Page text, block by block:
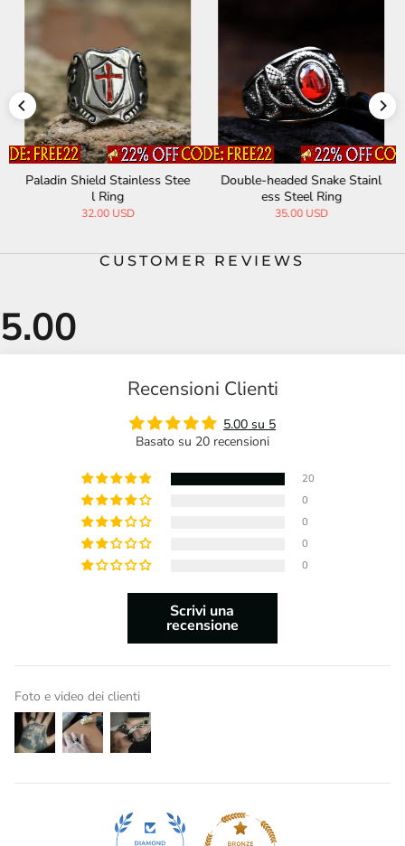
Paladin Shield Stainless Stee
l Ring
32.00 USD
Double-headed Snake Stainl
ess Steel Ring
35.00 USD
CUSTOMER REVIEWS
Recensioni Clienti
5.00 su 5
Basato su 20 recensioni
20
0
0
0
0
Scrivi una
recensione
Foto e video dei clienti